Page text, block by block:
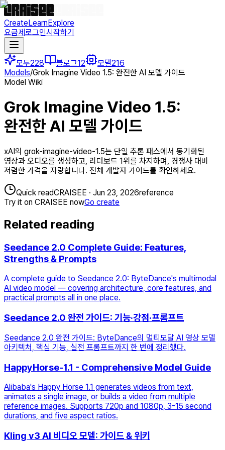
CreateLearnExplore
요금제로그인시작하기
모두228 블로그12 모델216
Models/Grok Imagine Video 1.5: 완전한 AI 모델 가이드
Model Wiki
Grok Imagine Video 1.5:
완전한 AI 모델 가이드
xAI의 grok-imagine-video-1.5는 단일 추론 패스에서 동기화된
영상과 오디오를 생성하고, 리더보드 1위를 차지하며, 경쟁사 대비
저렴한 가격을 자랑합니다. 전체 개발자 가이드를 확인하세요.
Quick readCRAISEE · Jun 23, 2026reference
Try it on CRAISEE nowGo create
Related reading
Seedance 2.0 Complete Guide: Features,
Strengths & Prompts
A complete guide to Seedance 2.0: ByteDance's multimodal
AI video model — covering architecture, core features, and
practical prompts all in one place.
Seedance 2.0 완전 가이드: 기능·강점·프롬프트
Seedance 2.0 완전 가이드: ByteDance의 멀티모달 AI 영상 모델
아키텍처, 핵심 기능, 실전 프롬프트까지 한 번에 정리했다.
HappyHorse-1.1 - Comprehensive Model Guide
Alibaba's Happy Horse 1.1 generates videos from text,
animates a single image, or builds a video from multiple
reference images. Supports 720p and 1080p, 3-15 second
durations, and five aspect ratios.
Kling v3 AI 비디오 모델: 가이드 & 위키